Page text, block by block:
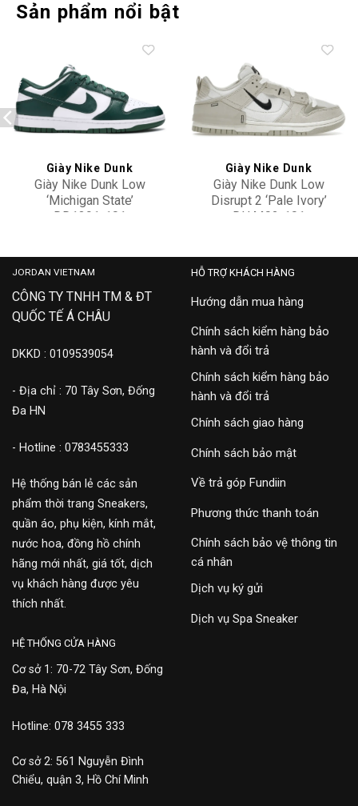
Sản phẩm nổi bật
Add to
wishlist
Giày Nike Dunk
Giày Nike Dunk Low
‘Michigan State’
DD1391-101
Add to
wishlist
Giày Nike Dunk
Giày Nike Dunk Low
Disrupt 2 ‘Pale Ivory’
DH4402-101
JORDAN VIETNAM
CÔNG TY TNHH TM & ĐT
QUỐC TẾ Á CHÂU
DKKD : 0109539054
- Địa chỉ : 70 Tây Sơn, Đống
Đa HN
- Hotline : 0783455333
Hệ thống bán lẻ các sản
phẩm thời trang Sneakers,
quần áo, phụ kiện, kính mắt,
nước hoa, đồng hồ chính
hãng mới nhất, giá tốt, dịch
vụ khách hàng được yêu
thích nhất.
HỖ TRỢ KHÁCH HÀNG
Hướng dẫn mua hàng
Chính sách kiểm hàng bảo
hành và đổi trả
Chính sách kiểm hàng bảo
hành và đổi trả
Chính sách giao hàng
Chính sách bảo mật
Về trả góp Fundiin
Phương thức thanh toán
Chính sách bảo vệ thông tin
cá nhân
Dịch vụ ký gửi
Dịch vụ Spa Sneaker
HỆ THỐNG CỬA HÀNG
Cơ sở 1: 70-72 Tây Sơn, Đống
Đa, Hà Nội
Hotline: 078 3455 333
Cơ sở 2: 561 Nguyễn Đình
Chiểu, quận 3, Hồ Chí Minh